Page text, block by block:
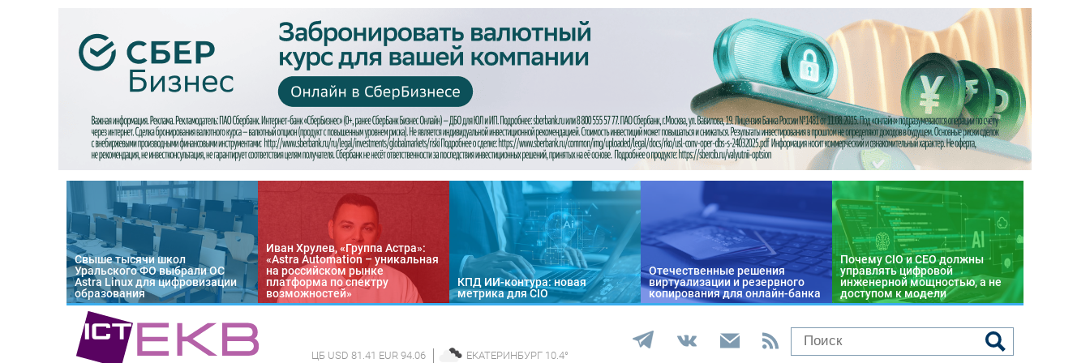
Свыше тысячи школ
Уральского ФО выбрали ОС
Astra Linux для цифровизации
образования
Иван Хрулев, «Группа Астра»:
«Astra Automation – уникальная
на российском рынке
платформа по спектру
возможностей»
КПД ИИ-контура: новая
метрика для CIO
Отечественные решения
виртуализации и резервного
копирования для онлайн-банка
Почему CIO и CEO должны
управлять цифровой
инженерной мощностью, а не
доступом к модели
ЦБ USD 81.41 EUR 94.06 ЕКАТЕРИНБУРГ 10.4°